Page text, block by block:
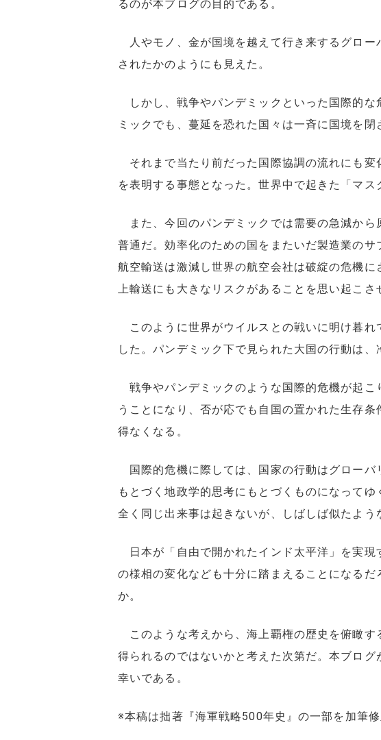
るのが本ブログの目的である。
人やモノ、金が国境を越えて行き来するグロー
されたかのようにも見えた。
しかし、戦争やパンデミックといった国際的な
ミックでも、蔓延を恐れた国々は一斉に国境を
それまで当たり前だった国際協調の流れにも変
を表明する事態となった。世界中で起きた「マ
また、今回のパンデミックでは需要の急減から
普通だ。効率化のための国をまたいだ製造業の
航空輸送は激減し世界の航空会社は破綻の危機
上輸送にも大きなリスクがあることを思い起こさ
このように世界がウイルスとの戦いに明け暮れ
した。パンデミック下で見られた大国の行動は
戦争やパンデミックのような国際的危機が起こ
うことになり、否が応でも自国の置かれた生存
得なくなる。
国際的危機に際しては、国家の行動はグローバ
もとづく地政学的思考にもとづくものになって
全く同じ出来事は起きないが、しばしば似たよ
日本が「自由で開かれたインド太平洋」を実現
の様相の変化なども十分に踏まえることになる
か。
このような考えから、海上覇権の歴史を俯瞰す
得られるのではないかと考えた次第だ。本ブロ
幸いである。
※本稿は拙著『海軍戦略500年史』の一部を加筆修